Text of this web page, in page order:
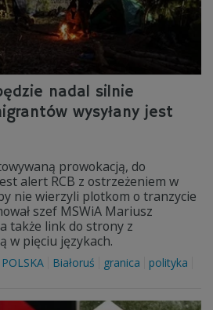
nadal silnie
wysyłany jest
prowokacją, do
alert RCB z ostrzeżeniem w
nie wierzyli plotkom o tranzycie
szef MSWiA Mariusz
także link do strony z
w pięciu językach.
POLSKA Białoruś granica
polityka